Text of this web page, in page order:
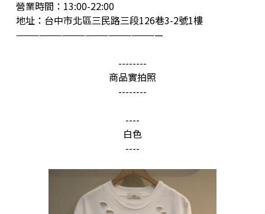
營業時間：13:00-22:00
地址：台中市北區三民路三段126巷3-2號1樓
———————————————————
--------
商品實拍照
--------
----
白色
----